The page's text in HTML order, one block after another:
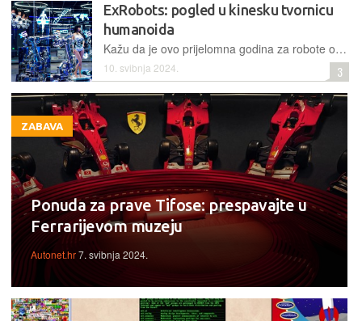
ExRobots: pogled u kinesku tvornicu
humanoida
Kažu da je ovo prijelomna godina za robote opće namjene pokretane umjetnom inteligencijom
10. svibnja 2024. 3
ZABAVA
Ponuda za prave Tifose: prespavajte u
Ferrarijevom muzeju
Autonet.hr7. svibnja 2024.